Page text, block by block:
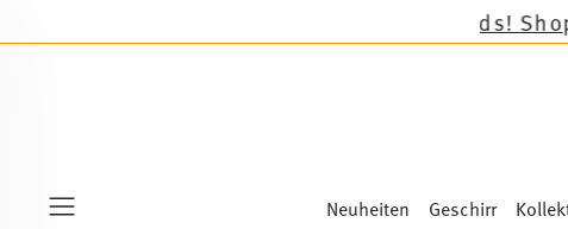
Neuheiten Geschirr